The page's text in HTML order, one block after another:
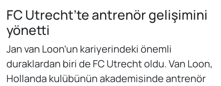
FC Utrecht’te antrenör gelişimini
yönetti
Jan van Loon’un kariyerindeki önemli
duraklardan biri de FC Utrecht oldu. Van Loon,
Hollanda kulübünün akademisinde antrenör